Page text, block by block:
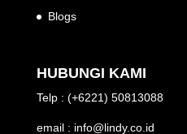
Blogs
HUBUNGI KAMI
Telp : (+6221) 50813088
email : info@lindy.co.id